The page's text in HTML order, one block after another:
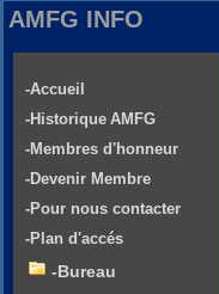
AMFG INFO
-Accueil
-Historique AMFG
-Membres d'honneur
-Devenir Membre
-Pour nous contacter
-Plan d'accés
-Bureau